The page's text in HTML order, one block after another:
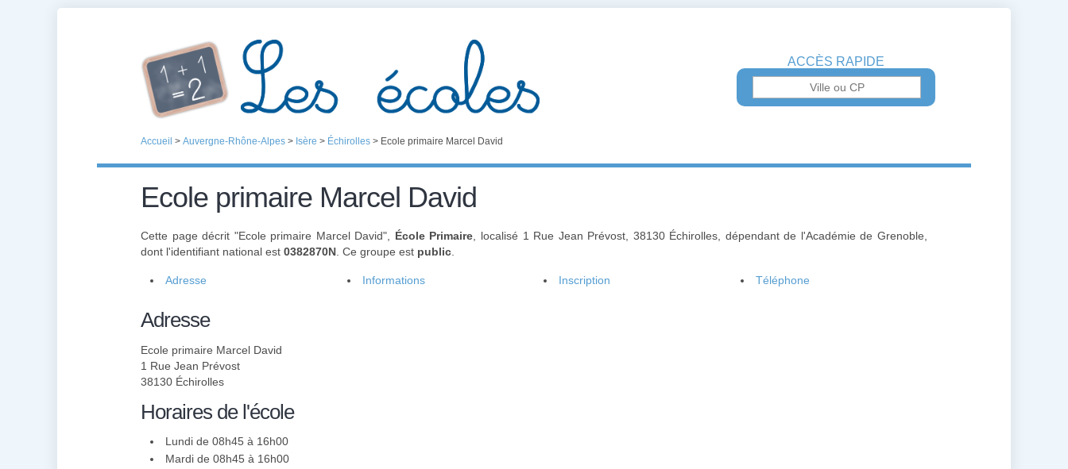
ACCÈS RAPIDE
Accueil > Auvergne-Rhône-Alpes > Isère > Échirolles > Ecole primaire Marcel David
Ecole primaire Marcel David
Cette page décrit "Ecole primaire Marcel David", École Primaire , localisé 1 Rue Jean Prévost, 38130 Échirolles, dépendant de l'Académie de Grenoble,
dont l'identifiant national est 0382870N . Ce groupe est public
Adresse Informations Inscription Téléphone
Adresse
Ecole primaire Marcel David
1 Rue Jean Prévost
38130 Échirolles
Horaires de l'école
Lundi de 08h45 à 16h00
Mardi de 08h45 à 16h00